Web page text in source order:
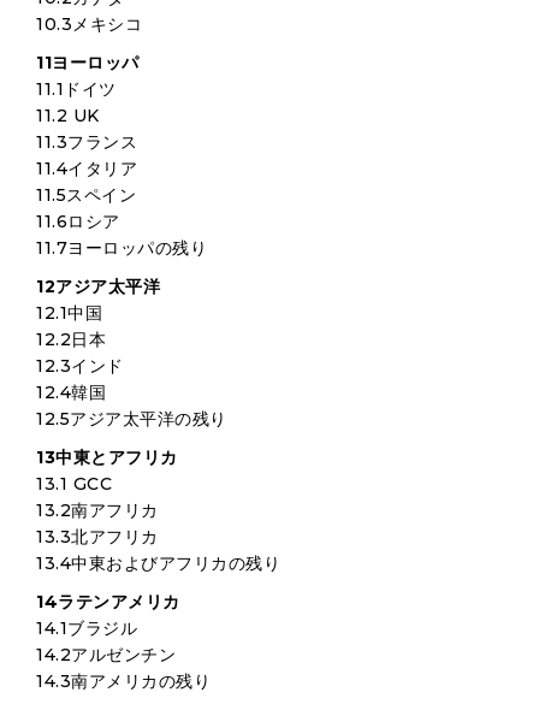
10.3メキシコ
11ヨーロッパ
11.1ドイツ
11.2 UK
11.3フランス
11.4イタリア
11.5スペイン
11.6ロシア
11.7ヨーロッパの残り
12アジア太平洋
12.1中国
12.2日本
12.3インド
12.4韓国
12.5アジア太平洋の残り
13中東とアフリカ
13.1 GCC
13.2南アフリカ
13.3北アフリカ
13.4中東およびアフリカの残り
14ラテンアメリカ
14.1ブラジル
14.2アルゼンチン
14.3南アメリカの残り